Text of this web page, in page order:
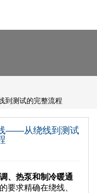
到测试的完整流程
——从绕线到测试
、热泵和制冷暖通
要求精确在绕线、